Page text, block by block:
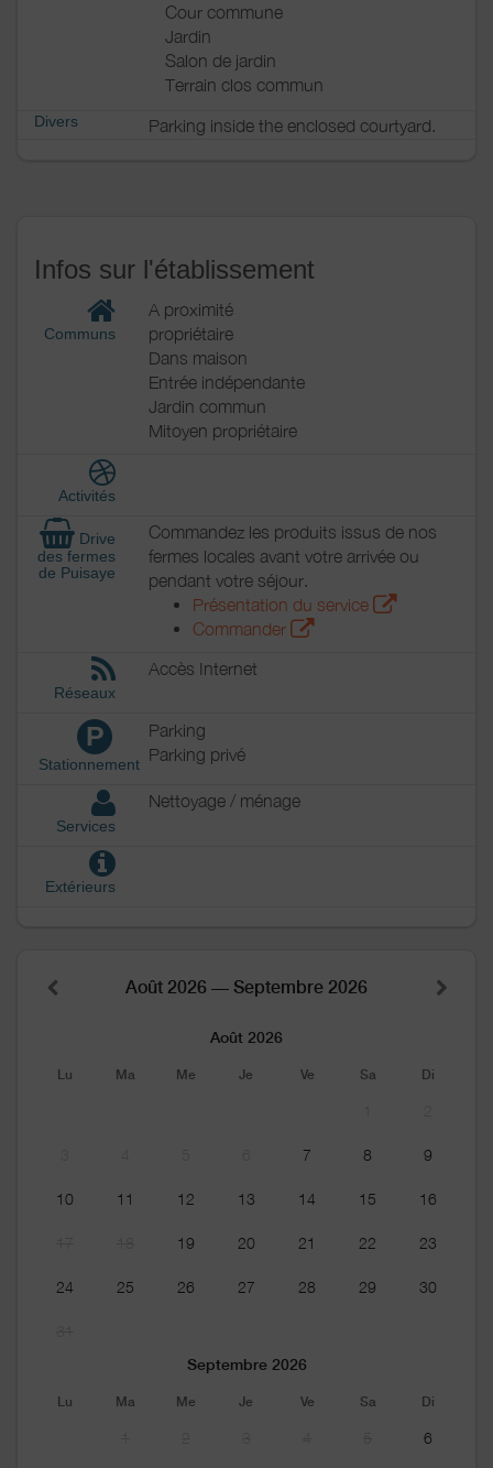
Cour commune
Jardin
Salon de jardin
Terrain clos commun
Divers Parking inside the enclosed courtyard.
Infos sur l'établissement
Communs
A proximité
propriétaire
Dans maison
Entrée indépendante
Jardin commun
Mitoyen propriétaire
Activités
Drive
des fermes
de Puisaye
Commandez les produits issus de nos
fermes locales avant votre arrivée ou
pendant votre séjour.
Présentation du service
Commander
Réseaux
Accès Internet
P
Stationnement
Parking
Parking privé
Services
Nettoyage / ménage
Extérieurs
Août 2026 — Septembre 2026
Août 2026
Lu Ma Me Je Ve Sa Di
7 8 9
10 11 12 13 14 15 16
19 20 21 22 23
24 25 26 27 28 29 30
Septembre 2026
Lu Ma Me Je Ve Sa Di
6